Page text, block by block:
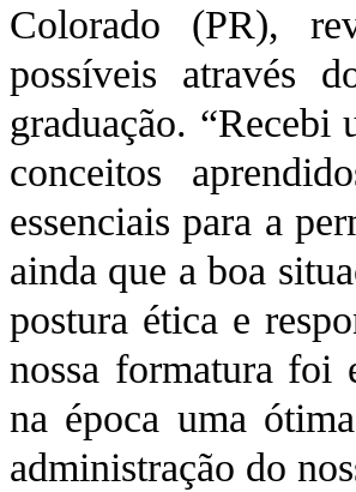
Colorado (PR),
possíveis através
graduação.
conceitos
essenciais para a
ainda que a boa
postura ética e
nossa formatura foi
na época uma
administração do